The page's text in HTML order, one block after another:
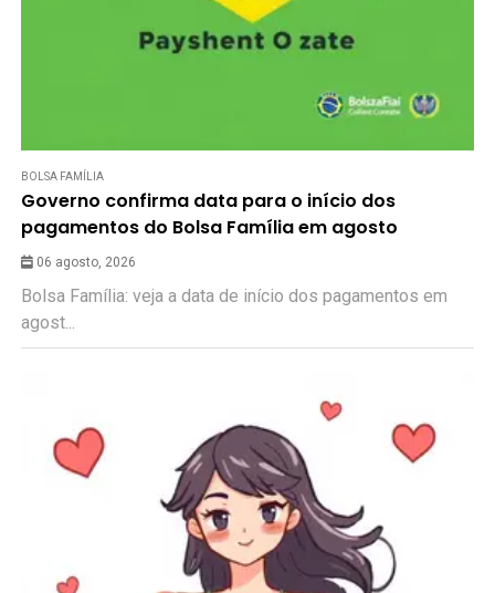
BOLSA FAMÍLIA
Governo confirma data para o início dos
pagamentos do Bolsa Família em agosto
06 agosto, 2026
Bolsa Família: veja a data de início dos pagamentos em
agost...